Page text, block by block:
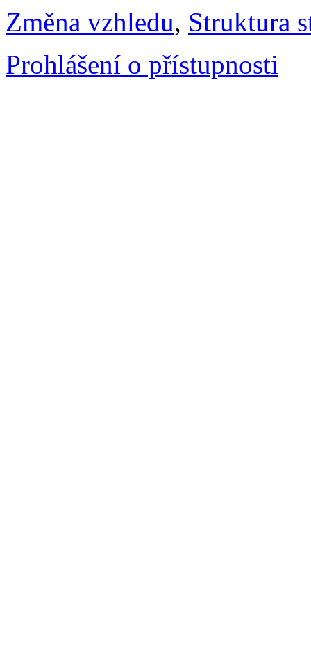
Změna vzhledu, Struktura
Prohlášení o přístupnosti